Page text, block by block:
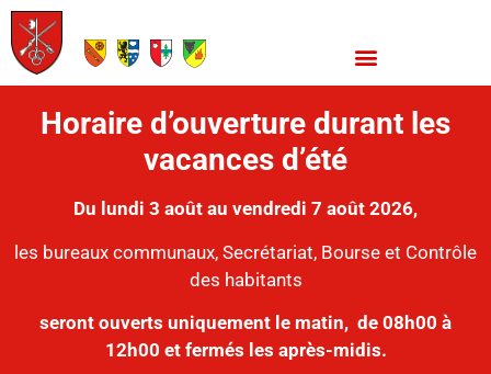
Horaire d’ouverture durant les
vacances d’été
Du lundi 3 août au vendredi 7 août 2026,
les bureaux communaux, Secrétariat, Bourse et Contrôle
des habitants
seront ouverts uniquement le matin, de 08h00 à
12h00 et fermés les après-midis.